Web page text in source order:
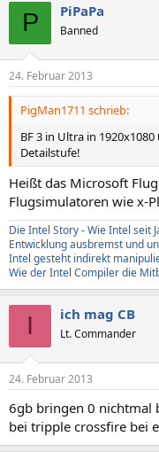
P PiPaPa
Banned
24. Februar 2013
PigMan1711 schrieb:
BF 3 in Ultra in 1920x1080
Detailstufe!
Heißt das Microsoft
Flugsimulatoren wie x-
Die Intel Story - Wie Intel seit
Entwicklung ausbremst und
Intel gesteht indirekt
Wie der Intel Compiler die
I ich mag CB
Lt. Commander
24. Februar 2013
6gb bringen 0 nichtmal
bei tripple crossfire bei